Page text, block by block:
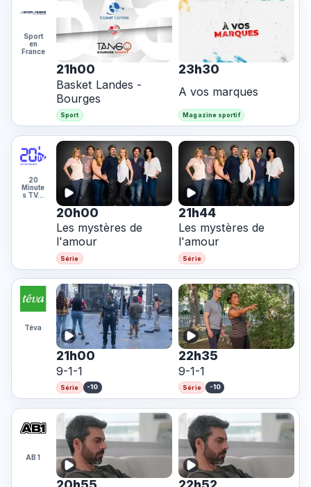
Sport
en
France
21h00
Basket Landes -
Bourges
Sport
23h30
A vos marques
Magazine sportif
20
Minute
s TV…
20h00
Les mystères de
l'amour
Série
21h44
Les mystères de
l'amour
Série
Téva
21h00
9-1-1
Série -10
22h35
9-1-1
Série -10
AB 1